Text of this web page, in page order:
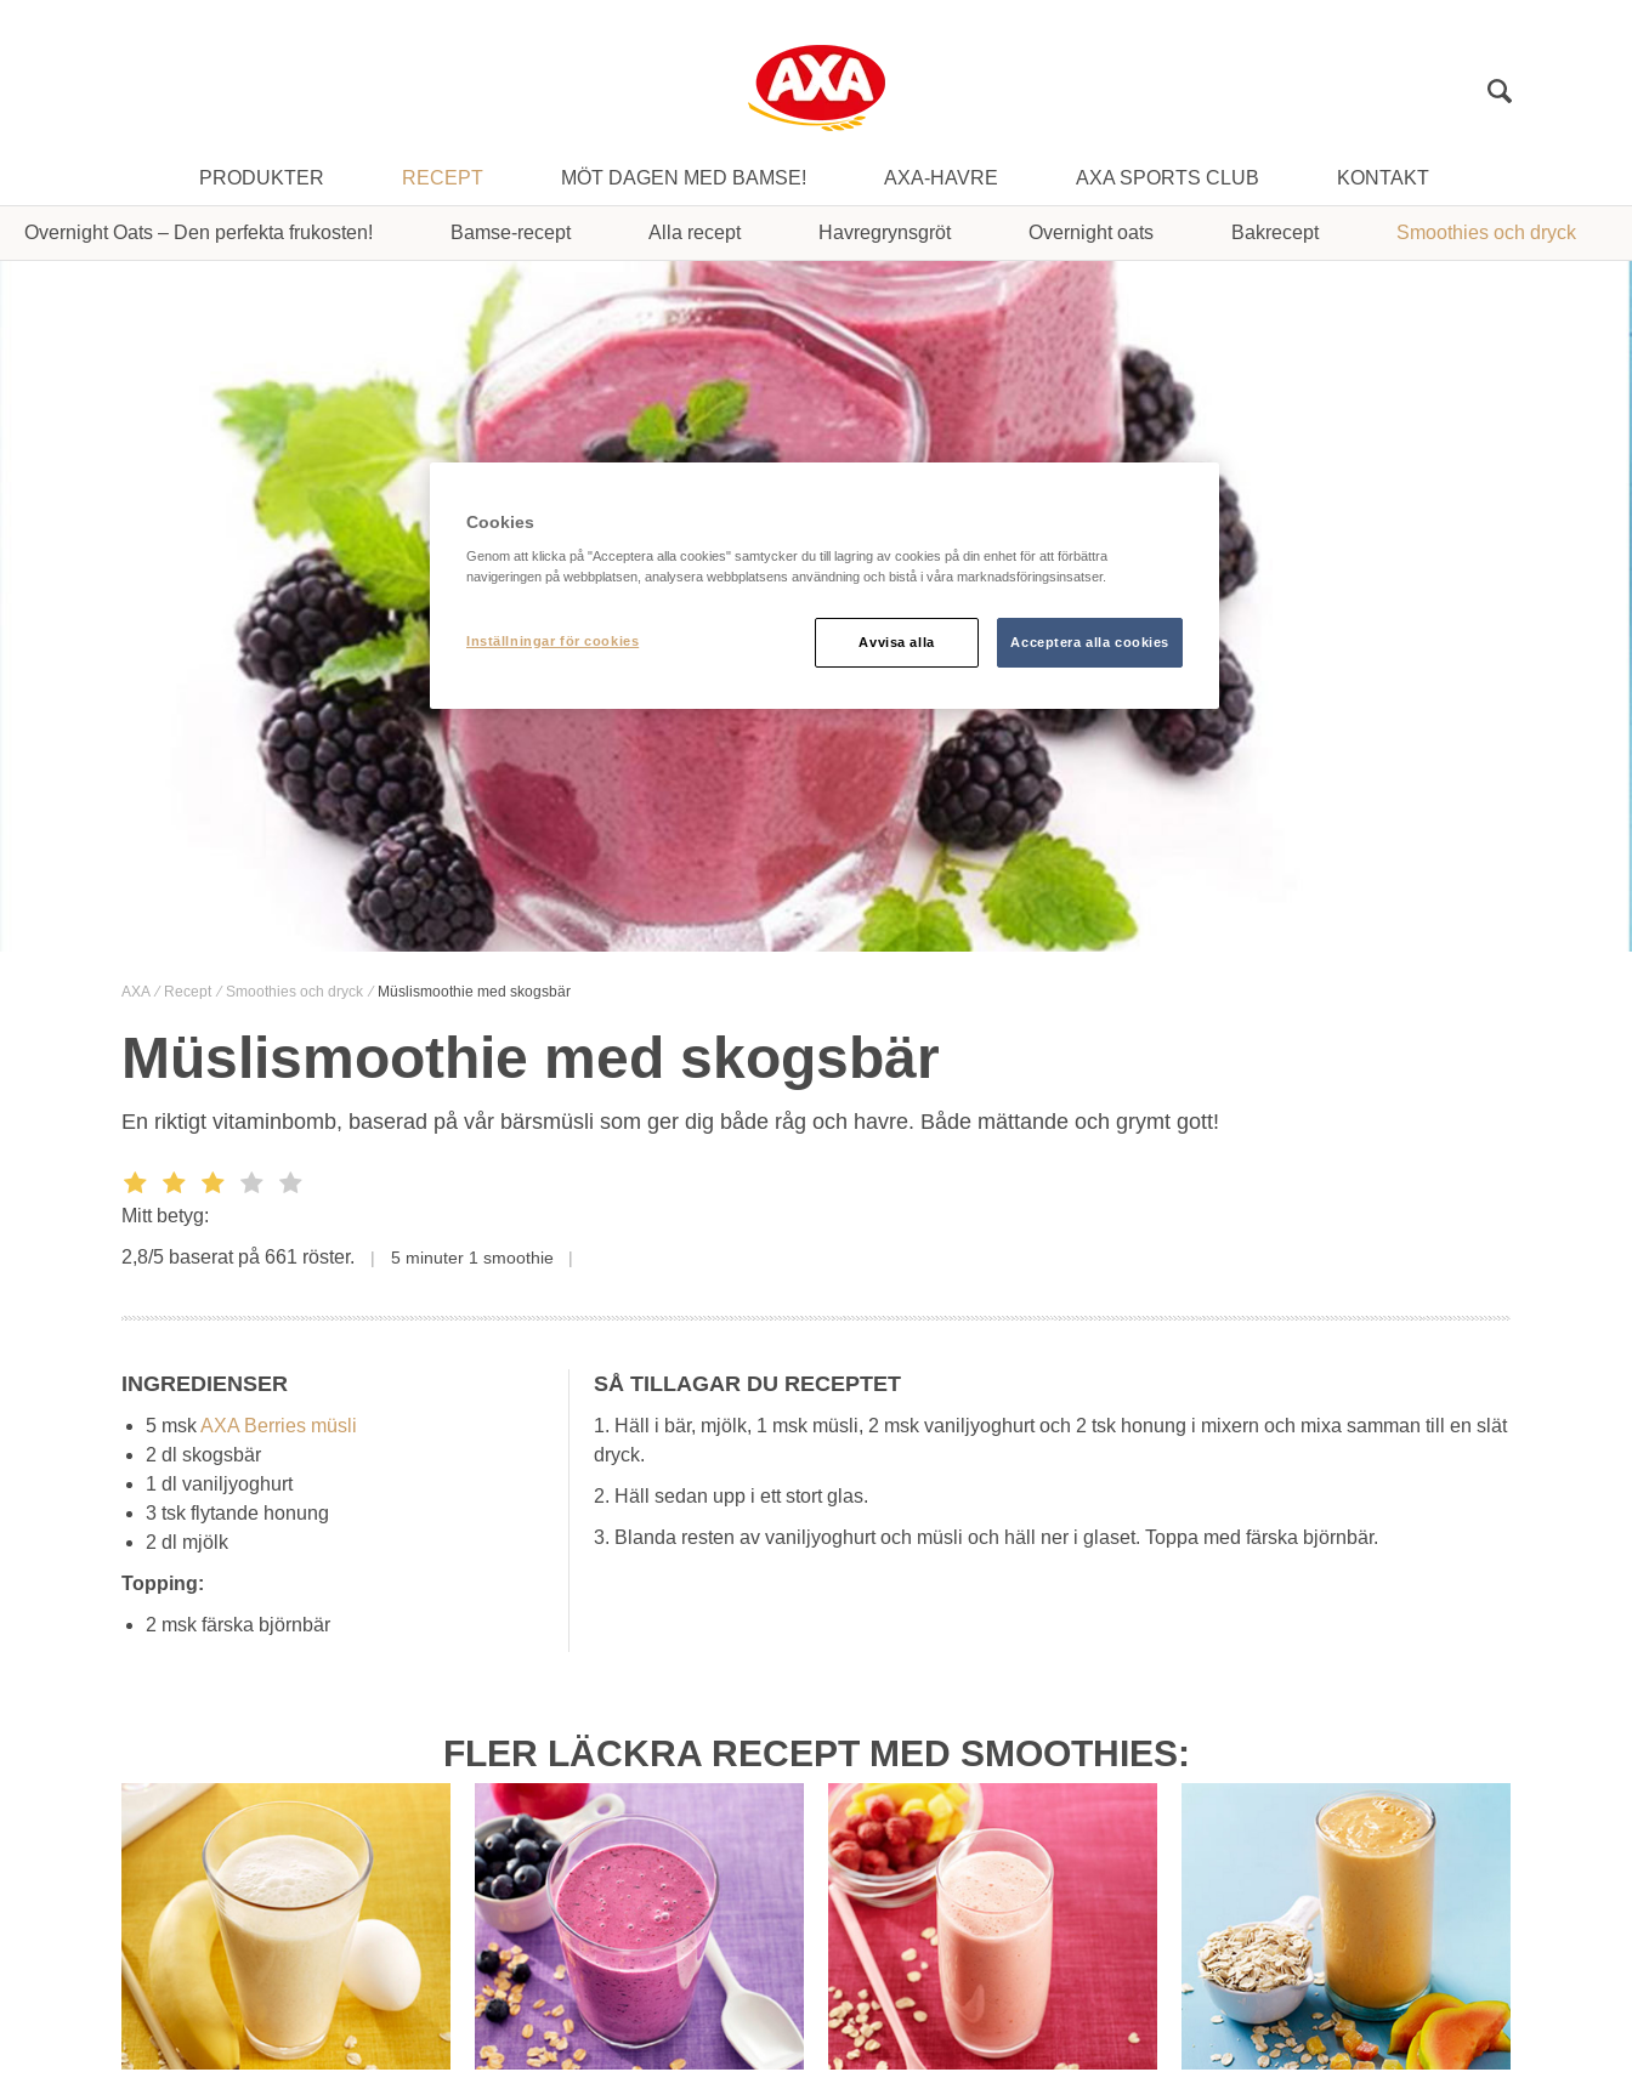
Sök
PRODUKTER RECEPT MÖT DAGEN MED BAMSE! AXA-HAVRE AXA SPORTS CLUB KONTAKT
Overnight Oats – Den perfekta frukosten! Bamse-recept Alla recept Havregrynsgröt Overnight oats Bakrecept Smoothies och dryck
AXA Recept Smoothies och dryck Müslismoothie med skogsbär
Müslismoothie med skogsbär
En riktigt vitaminbomb, baserad på vår bärsmüsli som ger dig både råg och havre. Både mättande och grymt gott!
Mitt betyg:
2,8/5 baserat på 661 röster.
5 minuter 1 smoothie
INGREDIENSER
5 mskAXA Berries müsli
2 dl skogsbär
1 dl vaniljyoghurt
3 tsk flytande honung
2 dl mjölk
Topping:
2 msk färska björnbär
SÅ TILLAGAR DU RECEPTET
1. Häll i bär, mjölk, 1 msk müsli, 2 msk vaniljyoghurt och 2 tsk honung i mixern och mixa samman till en slät
dryck.
2. Häll sedan upp i ett stort glas.
3. Blanda resten av vaniljyoghurt och müsli och häll ner i glaset. Toppa med färska björnbär.
FLER LÄCKRA RECEPT MED SMOOTHIES:
Cookies
Genom att klicka på "Acceptera alla cookies" samtycker du till lagring av cookies på din enhet för att förbättra
navigeringen på webbplatsen, analysera webbplatsens användning och bistå i våra marknadsföringsinsatser.
Inställningar för cookies Avvisa alla Acceptera alla cookies